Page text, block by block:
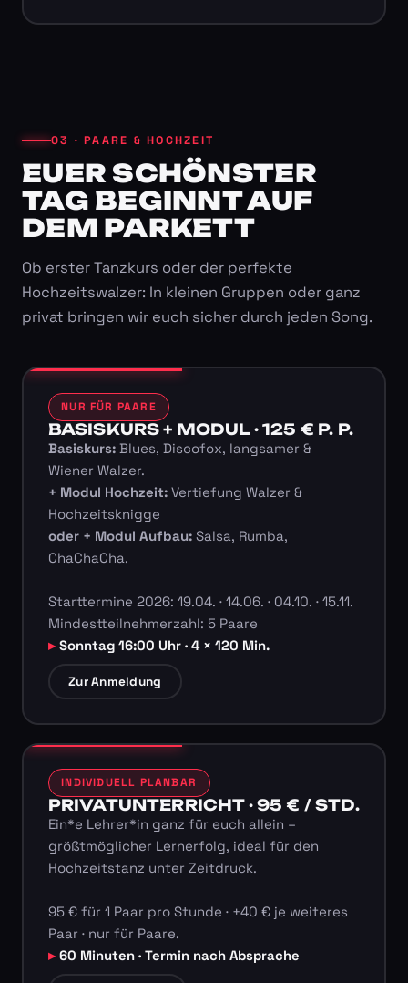
03 · PAARE & HOCHZEIT
EUER SCHÖNSTER
TAG BEGINNT AUF
DEM PARKETT
Ob erster Tanzkurs oder der perfekte
Hochzeitswalzer: In kleinen Gruppen oder ganz
privat bringen wir euch sicher durch jeden Song.
NUR FÜR PAARE
BASISKURS + MODUL · 125 € P. P.
Basiskurs:Blues, Discofox, langsamer &
Wiener Walzer.
+ Modul Hochzeit:Vertiefung Walzer &
Hochzeitsknigge
oder + Modul Aufbau:Salsa, Rumba,
ChaChaCha.
Starttermine 2026: 19.04. · 14.06. · 04.10. · 15.11.
Mindestteilnehmerzahl: 5 Paare
Sonntag 16:00 Uhr · 4 × 120 Min.
Zur Anmeldung
INDIVIDUELL PLANBAR
PRIVATUNTERRICHT · 95 € / STD.
Ein*e Lehrer*in ganz für euch allein –
größtmöglicher Lernerfolg, ideal für den
Hochzeitstanz unter Zeitdruck.
95 € für 1 Paar pro Stunde · +40 € je weiteres
Paar · nur für Paare.
60 Minuten · Termin nach Absprache